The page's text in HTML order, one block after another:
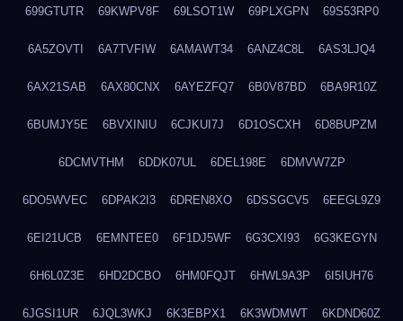
699GTUTR 69KWPV8F 69LSOT1W 69PLXGPN 69S53RP0
6A5ZOVTI 6A7TVFIW 6AMAWT34 6ANZ4C8L 6AS3LJQ4
6AX21SAB 6AX80CNX 6AYEZFQ7 6B0V87BD 6BA9R10Z
6BUMJY5E 6BVXINIU 6CJKUI7J 6D1OSCXH 6D8BUPZM
6DCMVTHM 6DDK07UL 6DEL198E 6DMVW7ZP
6DO5WVEC 6DPAK2I3 6DREN8XO 6DSSGCV5 6EEGL9Z9
6EI21UCB 6EMNTEE0 6F1DJ5WF 6G3CXI93 6G3KEGYN
6H6L0Z3E 6HD2DCBO 6HM0FQJT 6HWL9A3P 6I5IUH76
6JGSI1UR 6JQL3WKJ 6K3EBPX1 6K3WDMWT 6KDND60Z